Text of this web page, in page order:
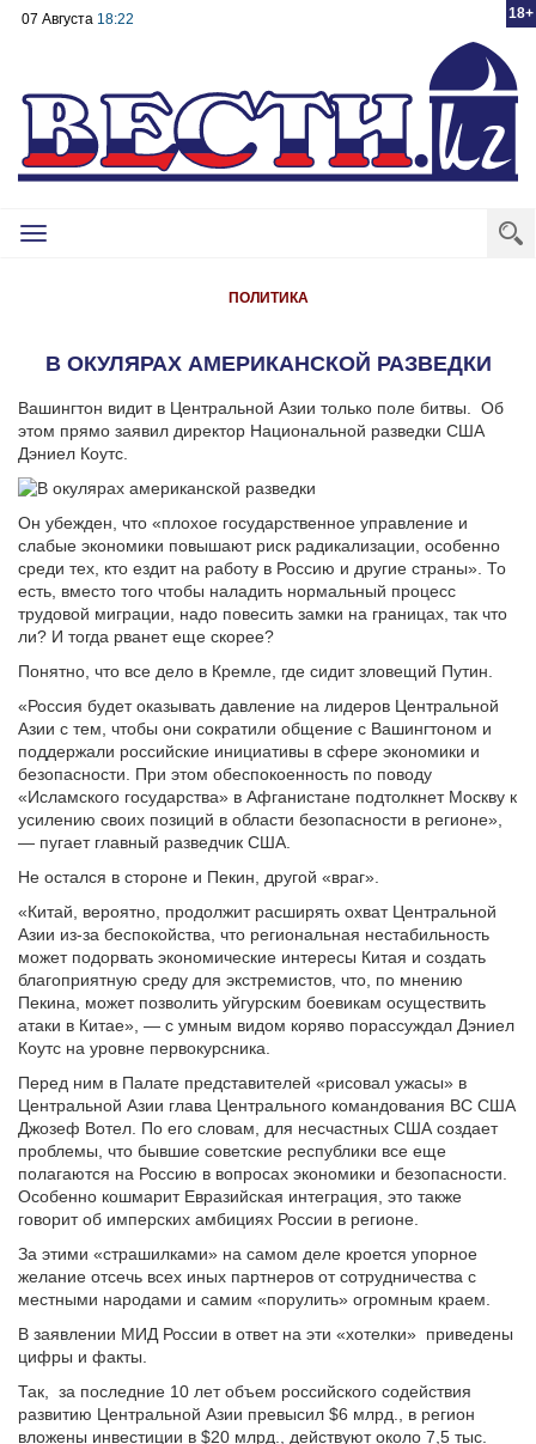
18+
07 Августа 18:22
Toggle
ПОЛИТИКА
В ОКУЛЯРАХ АМЕРИКАНСКОЙ РАЗВЕДКИ
Вашингтон видит в Центральной Азии только поле битвы. Об
этом прямо заявил директор Национальной разведки США
Дэниел Коутс.
Он убежден, что «плохое государственное управление и
слабые экономики повышают риск радикализации, особенно
среди тех, кто ездит на работу в Россию и другие страны». То
есть, вместо того чтобы наладить нормальный процесс
трудовой миграции, надо повесить замки на границах, так что
ли? И тогда рванет еще скорее?
Понятно, что все дело в Кремле, где сидит зловещий Путин.
«Россия будет оказывать давление на лидеров Центральной
Азии с тем, чтобы они сократили общение с Вашингтоном и
поддержали российские инициативы в сфере экономики и
безопасности. При этом обеспокоенность по поводу
«Исламского государства» в Афганистане подтолкнет Москву к
усилению своих позиций в области безопасности в регионе»,
— пугает главный разведчик США.
Не остался в стороне и Пекин, другой «враг».
«Китай, вероятно, продолжит расширять охват Центральной
Азии из-за беспокойства, что региональная нестабильность
может подорвать экономические интересы Китая и создать
благоприятную среду для экстремистов, что, по мнению
Пекина, может позволить уйгурским боевикам осуществить
атаки в Китае», — с умным видом коряво порассуждал Дэниел
Коутс на уровне первокурсника.
Перед ним в Палате представителей «рисовал ужасы» в
Центральной Азии глава Центрального командования ВС США
Джозеф Вотел. По его словам, для несчастных США создает
проблемы, что бывшие советские республики все еще
полагаются на Россию в вопросах экономики и безопасности.
Особенно кошмарит Евразийская интеграция, это также
говорит об имперских амбициях России в регионе.
За этими «страшилками» на самом деле кроется упорное
желание отсечь всех иных партнеров от сотрудничества с
местными народами и самим «порулить» огромным краем.
В заявлении МИД России в ответ на эти «хотелки» приведены
цифры и факты.
Так, за последние 10 лет объем российского содействия
развитию Центральной Азии превысил $6 млрд., в регион
вложены инвестиции в $20 млрд., действуют около 7,5 тыс.